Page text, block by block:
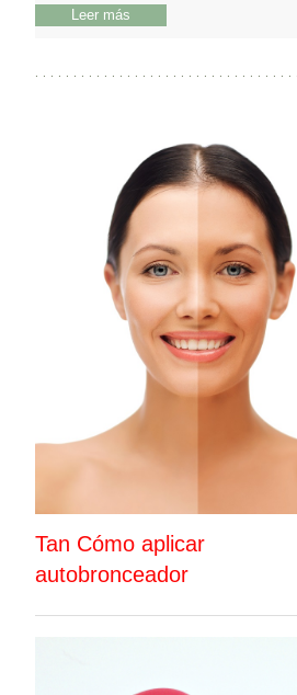
Leer más
Tan Cómo aplicar
autobronceador